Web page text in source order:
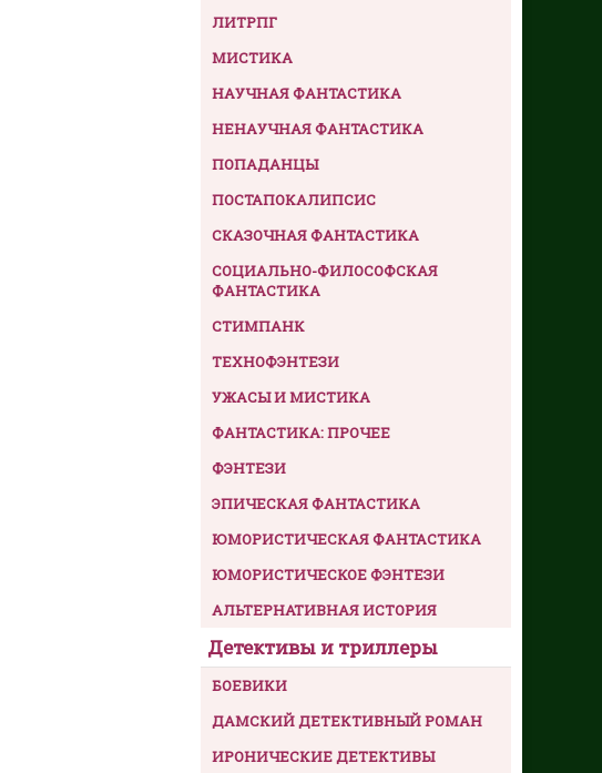
ЛИТРПГ
МИСТИКА
НАУЧНАЯ ФАНТАСТИКА
НЕНАУЧНАЯ ФАНТАСТИКА
ПОПАДАНЦЫ
ПОСТАПОКАЛИПСИС
СКАЗОЧНАЯ ФАНТАСТИКА
СОЦИАЛЬНО-ФИЛОСОФСКАЯ
ФАНТАСТИКА
СТИМПАНК
ТЕХНОФЭНТЕЗИ
УЖАСЫ И МИСТИКА
ФАНТАСТИКА: ПРОЧЕЕ
ФЭНТЕЗИ
ЭПИЧЕСКАЯ ФАНТАСТИКА
ЮМОРИСТИЧЕСКАЯ ФАНТАСТИКА
ЮМОРИСТИЧЕСКОЕ ФЭНТЕЗИ
АЛЬТЕРНАТИВНАЯ ИСТОРИЯ
Детективы и триллеры
БОЕВИКИ
ДАМСКИЙ ДЕТЕКТИВНЫЙ РОМАН
ИРОНИЧЕСКИЕ ДЕТЕКТИВЫ